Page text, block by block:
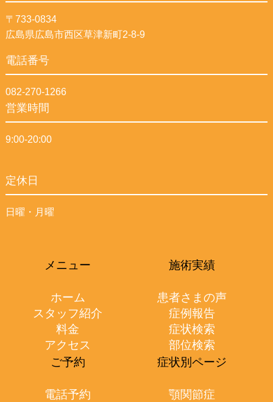
〒733-0834
広島県広島市西区草津新町2-8-9
電話番号
082-270-1266
営業時間
9:00-20:00
定休日
日曜・月曜
メニュー
ホーム
スタッフ紹介
料金
アクセス
施術実績
患者さまの声
症例報告
症状検索
部位検索
ご予約
電話予約
症状別ページ
顎関節症